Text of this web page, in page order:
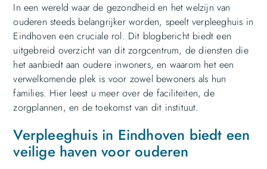
In een wereld waar de gezondheid en het welzijn van
ouderen steeds belangrijker worden, speelt verpleeghuis in
Eindhoven een cruciale rol. Dit blogbericht biedt een
uitgebreid overzicht van dit zorgcentrum, de diensten die
het aanbiedt aan oudere inwoners, en waarom het een
verwelkomende plek is voor zowel bewoners als hun
families. Hier leest u meer over de faciliteiten, de
zorgplannen, en de toekomst van dit instituut.
Verpleeghuis in Eindhoven biedt een
veilige haven voor ouderen